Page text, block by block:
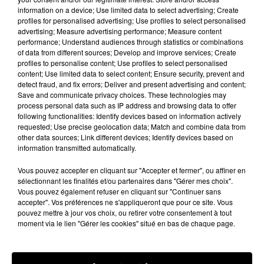
Publié : 1er février 2018 à 15h45 par Aurélie Amcn
Pearson SpecterLitt.
«La mystérieuse Samantha Wheelerest une
menace directe pour leur statu quo.Une chose est
sûre :l’esprit, le charme, la loyauté, la force et la
vulnérabilité de Samantha seront mis à l’épreuve
», a d’ores et déjà annoncé Aaron Korsh, le
créateur de la série.Ca promet !
Suitors, let's give a warm welcome to
Specter Litt. Read more about the exciting
announcement here.https://t.co/1wTRuU3l8y
— Suits (@Suits_USA)31 janvier 2018
information on a device; Use limited data to select advertising; Create
profiles for personalised advertising; Use profiles to select personalised
advertising; Measure advertising performance; Measure content
performance; Understand audiences through statistics or combinations
of data from different sources; Develop and improve services; Create
profiles to personalise content; Use profiles to select personalised
content; Use limited data to select content; Ensure security, prevent and
detect fraud, and fix errors; Deliver and present advertising and content;
Save and communicate privacy choices. These technologies may
process personal data such as IP address and browsing data to offer
following functionalities: Identify devices based on information actively
requested; Use precise geolocation data; Match and combine data from
other data sources; Link different devices; Identify devices based on
information transmitted automatically.
Vous pouvez accepter en cliquant sur "Accepter et fermer", ou affiner en
sélectionnant les finalités et/ou partenaires dans "Gérer mes choix".
Vous pouvez également refuser en cliquant sur "Continuer sans
accepter". Vos préférences ne s'appliqueront que pour ce site. Vous
pouvez mettre à jour vos choix, ou retirer votre consentement à tout
moment via le lien "Gérer les cookies" situé en bas de chaque page.